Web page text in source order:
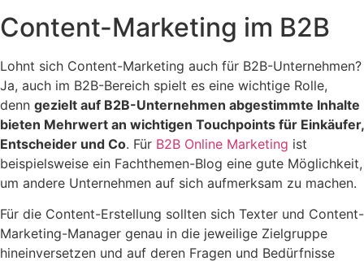
Content-Marketing im B2B
Lohnt sich Content-Marketing auch für B2B-Unternehmen?
Ja, auch im B2B-Bereich spielt es eine wichtige Rolle,
denn gezielt auf B2B-Unternehmen abgestimmte Inhalte
bieten Mehrwert an wichtigen Touchpoints für Einkäufer,
Entscheider und Co. Für B2B Online Marketing ist
beispielsweise ein Fachthemen-Blog eine gute Möglichkeit,
um andere Unternehmen auf sich aufmerksam zu machen.
Für die Content-Erstellung sollten sich Texter und Content-
Marketing-Manager genau in die jeweilige Zielgruppe
hineinversetzen und auf deren Fragen und Bedürfnisse